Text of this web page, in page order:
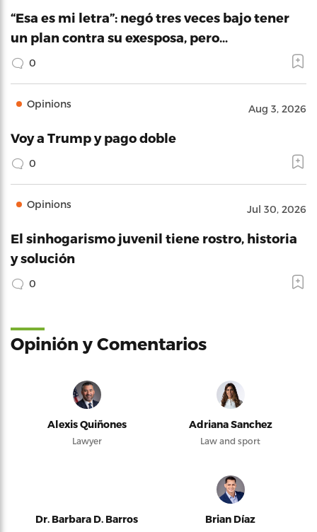
“Esa es mi letra”: negó tres veces bajo tener
un plan contra su exesposa, pero…
0
Opinions Aug 3, 2026
Voy a Trump y pago doble
0
Opinions Jul 30, 2026
El sinhogarismo juvenil tiene rostro, historia
y solución
0
Opinión y Comentarios
Alexis Quiñones
Lawyer
Adriana Sanchez
Law and sport
Dr. Barbara D. Barros Brian Díaz